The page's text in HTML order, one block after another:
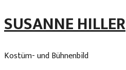
SUSANNE HILLER
Kostüm- und Bühnenbild